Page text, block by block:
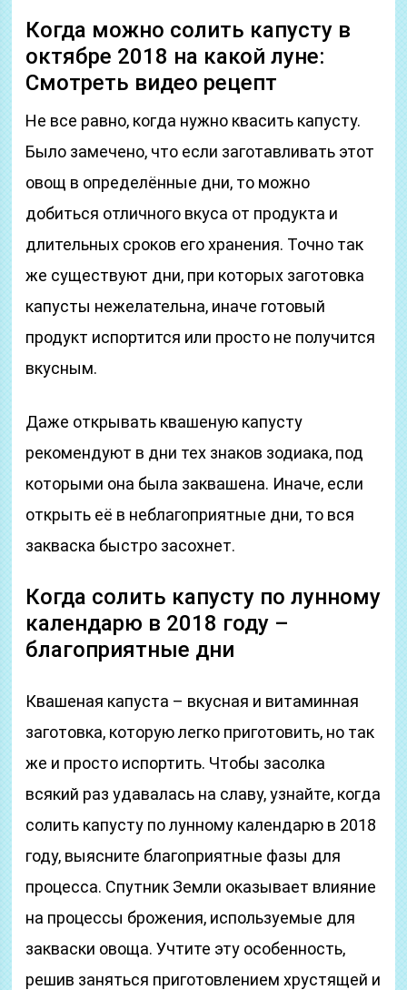
Когда можно солить капусту в
октябре 2018 на какой луне:
Смотреть видео рецепт
Не все равно, когда нужно квасить капусту.
Было замечено, что если заготавливать этот
овощ в определённые дни, то можно
добиться отличного вкуса от продукта и
длительных сроков его хранения. Точно так
же существуют дни, при которых заготовка
капусты нежелательна, иначе готовый
продукт испортится или просто не получится
вкусным.
Даже открывать квашеную капусту
рекомендуют в дни тех знаков зодиака, под
которыми она была заквашена. Иначе, если
открыть её в неблагоприятные дни, то вся
закваска быстро засохнет.
Когда солить капусту по лунному
календарю в 2018 году –
благоприятные дни
Квашеная капуста – вкусная и витаминная
заготовка, которую легко приготовить, но так
же и просто испортить. Чтобы засолка
всякий раз удавалась на славу, узнайте, когда
солить капусту по лунному календарю в 2018
году, выясните благоприятные фазы для
процесса. Спутник Земли оказывает влияние
на процессы брожения, используемые для
закваски овоща. Учтите эту особенность,
решив заняться приготовлением хрустящей и